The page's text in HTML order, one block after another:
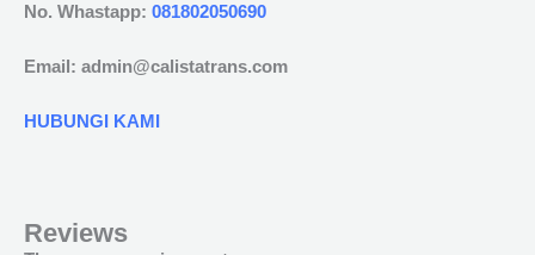
No. Whastapp: 081802050690
Email: admin@calistatrans.com
HUBUNGI KAMI
Reviews